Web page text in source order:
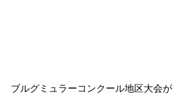
ブルグミュラーコンクール地区大会が